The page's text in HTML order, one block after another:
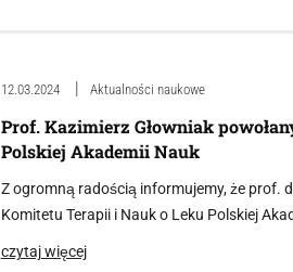
12.03.2024 Aktualności naukowe
Prof. Kazimierz Głowniak
Polskiej Akademii Nauk
Z ogromną radością informujemy, że prof.
Komitetu Terapii i Nauk o Leku Polskiej
czytaj więcej